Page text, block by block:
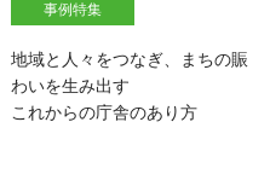
事例特集
地域と人々をつなぎ、まちの賑
わいを生み出す
これからの庁舎のあり方